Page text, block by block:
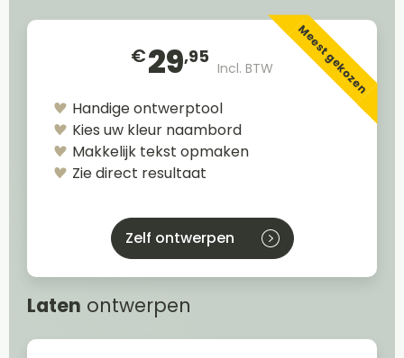
€29,95
Incl. BTW Meest gekozen
Handige ontwerptool
Kies uw kleur naambord
Makkelijk tekst opmaken
Zie direct resultaat
Zelf ontwerpen
Laten ontwerpen